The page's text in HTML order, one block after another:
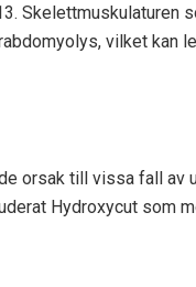
Skelettmuskulaturen
vilket kan
orsak till vissa fall av
Hydroxycut som